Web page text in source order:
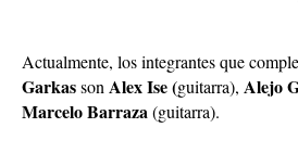
Actualmente, los integrantes que
Garkasson Alex Ise (guitarra), Alejo
Marcelo Barraza(guitarra).